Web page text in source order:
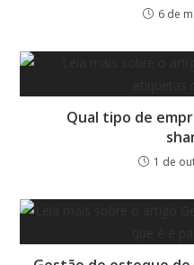
6 de
Qual tipo de
1 de